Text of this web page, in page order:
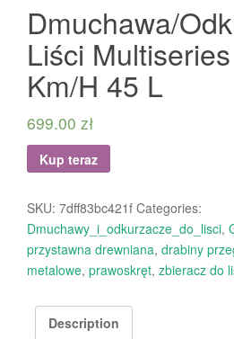
Dmuchawa/
Liści
Km/H 45 L
699.00 zł
Kup teraz
SKU: 7dff83bc421f Categories:
Dmuchawy_i_odkurzacze_do_lisci,
przystawna drewniana, drabiny
metalowe, prawoskręt, zbieracz do
Description